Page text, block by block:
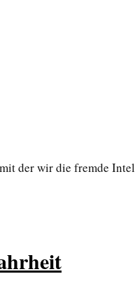
der wir die fremde